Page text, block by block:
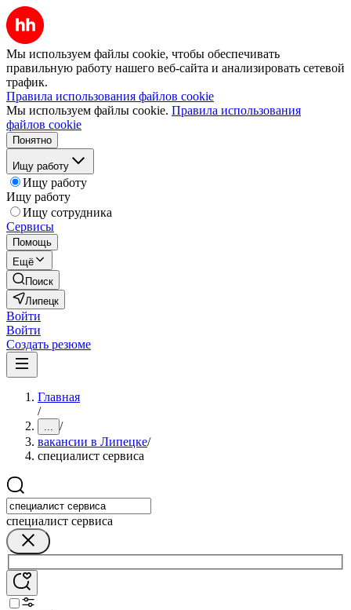
Мы используем файлы cookie, чтобы обеспечивать
правильную работу нашего веб-сайта и анализировать сетевой
трафик.
Правила использования файлов cookie
Мы используем файлы cookie. Правила использования
файлов cookie
Понятно
Ищу работу
Ищу работу
Ищу работу
Ищу сотрудника
Сервисы
Помощь
Ещё
Поиск
Липецк
Войти
Войти
Создать резюме
Главная
/
... /
вакансии в Липецке/
специалист сервиса
специалист сервиса